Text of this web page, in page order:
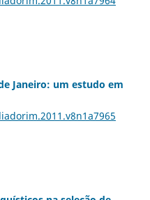
Janeiro: um estudo em